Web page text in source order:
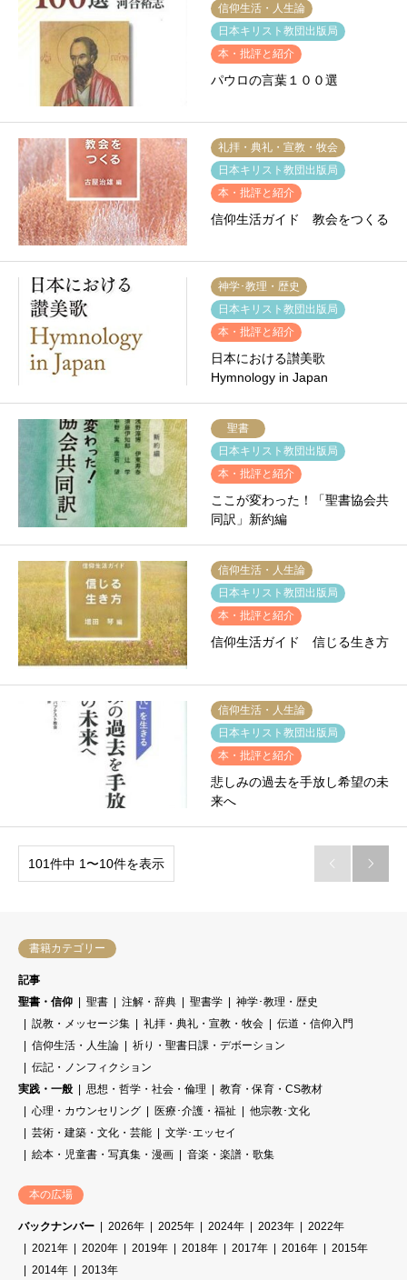
信仰生活・人生論
日本キリスト教団出版局
本・批評と紹介
パウロの言葉１００選
礼拝・典礼・宣教・牧会
日本キリスト教団出版局
本・批評と紹介
信仰生活ガイド 教会をつくる
神学･教理・歴史
日本キリスト教団出版局
本・批評と紹介
日本における讃美歌
Hymnology in Japan
聖書
日本キリスト教団出版局
本・批評と紹介
ここが変わった！「聖書協会共
同訳」新約編
信仰生活・人生論
日本キリスト教団出版局
本・批評と紹介
信仰生活ガイド 信じる生き方
信仰生活・人生論
日本キリスト教団出版局
本・批評と紹介
悲しみの過去を手放し希望の未
来へ
101件中 1〜10件を表示  
書籍カテゴリー
記事
聖書・信仰
聖書 注解・辞典 聖書学
神学･教理・歴史
説教・メッセージ集
礼拝・典礼・宣教・牧会
伝道・信仰入門
信仰生活・人生論
祈り・聖書日課・デボーション
伝記・ノンフィクション
実践・一般
思想・哲学・社会・倫理
教育・保育・CS教材
心理・カウンセリング
医療･介護・福祉
他宗教･文化
芸術・建築・文化・芸能
文学･エッセイ
絵本・児童書・写真集・漫画
音楽・楽譜・歌集
本の広場
バックナンバー 2026年 2025年 2024年 2023年
2022年
2021年
2020年 2019年 2018年 2017年 2016年
2015年
2014年
2013年